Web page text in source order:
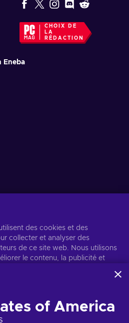
CHOIX DE
LA
RÉDACTION
Eneba
S’abonner
à tout moment. Consultez l'avis de
des cookies et des
collecter et analyser des
de ce site web. Nous utilisons
le contenu, la publicité et
personnaliser les annonces.
par Eneba et ses partenaires.
consentement en cliquant sur
of America